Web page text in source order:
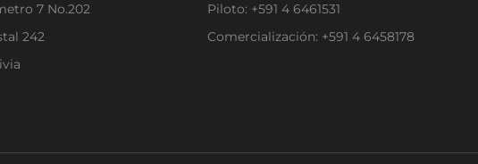
7 No.202
242
Piloto: +591 4 6461531
Comercialización: +591 4 6458178